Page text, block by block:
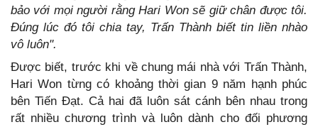
bảo với mọi người rằng Hari Won sẽ giữ chân được tôi.
Đúng lúc đó tôi chia tay, Trấn Thành biết tin liền nhào
vô luôn".
Được biết, trước khi về chung mái nhà với Trấn Thành,
Hari Won từng có khoảng thời gian 9 năm hạnh phúc
bên Tiến Đạt. Cả hai đã luôn sát cánh bên nhau trong
rất nhiều chương trình và luôn dành cho đối phương